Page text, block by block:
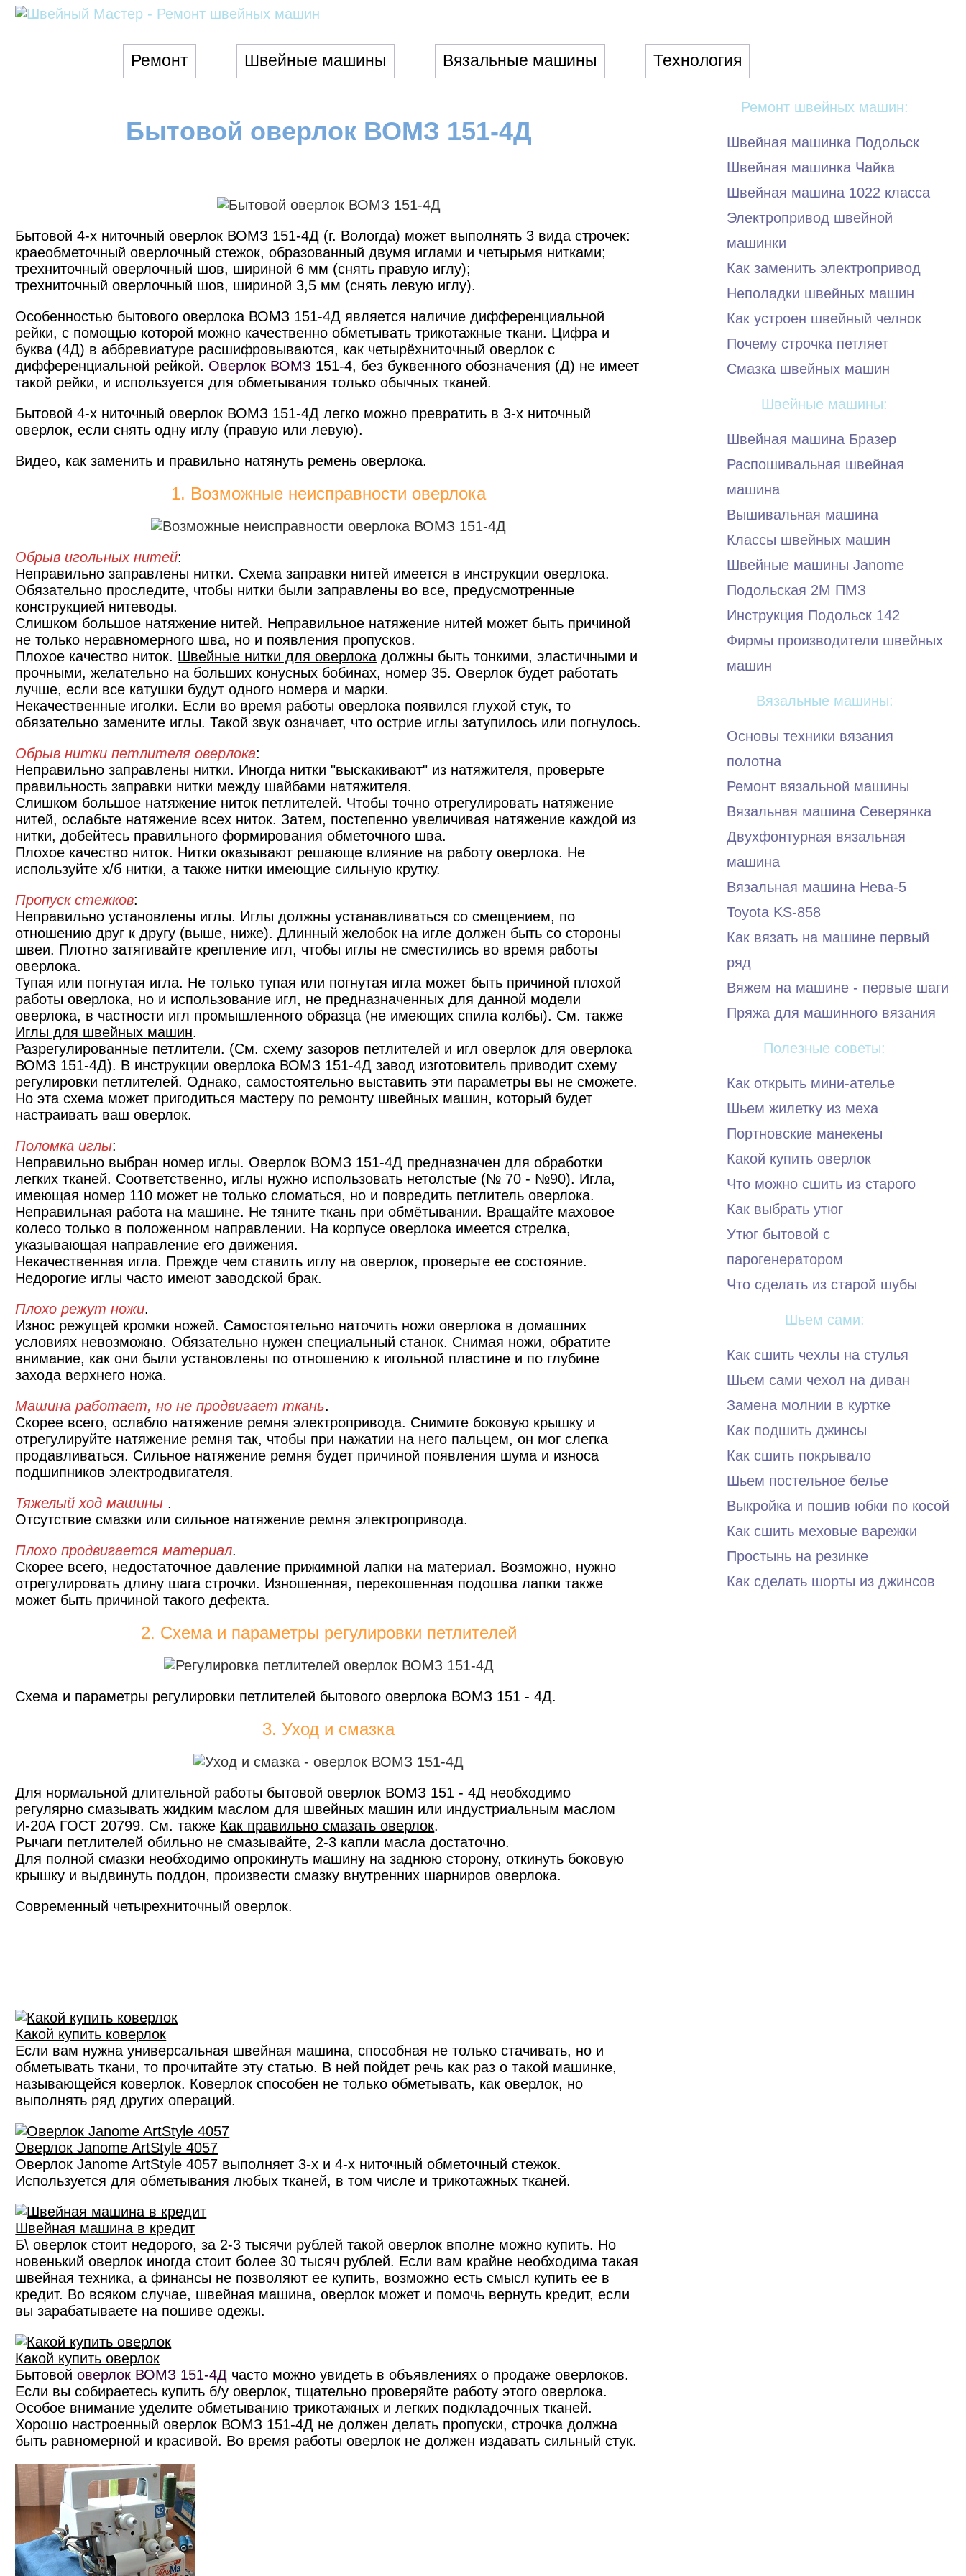
Ремонт Швейные машины Вязальные машины Технология
Бытовой оверлок ВОМЗ 151-4Д
Бытовой 4-х ниточный оверлок ВОМЗ 151-4Д (г. Вологда) может выполнять 3 вида строчек:
краеобметочный оверлочный стежок, образованный двумя иглами и четырьмя нитками;
трехниточный оверлочный шов, шириной 6 мм (снять правую иглу);
трехниточный оверлочный шов, шириной 3,5 мм (снять левую иглу).
Особенностью бытового оверлока ВОМЗ 151-4Д является наличие дифференциальной
рейки, с помощью которой можно качественно обметывать трикотажные ткани. Цифра и
буква (4Д) в аббревиатуре расшифровываются, как четырёхниточный оверлок с
дифференциальной рейкой. Оверлок ВОМЗ 151-4, без буквенного обозначения (Д) не имеет
такой рейки, и используется для обметывания только обычных тканей.
Бытовой 4-х ниточный оверлок ВОМЗ 151-4Д легко можно превратить в 3-х ниточный
оверлок, если снять одну иглу (правую или левую).
Видео, как заменить и правильно натянуть ремень оверлока.
1. Возможные неисправности оверлока
Обрыв игольных нитей:
Неправильно заправлены нитки. Схема заправки нитей имеется в инструкции оверлока.
Обязательно проследите, чтобы нитки были заправлены во все, предусмотренные
конструкцией нитеводы.
Слишком большое натяжение нитей. Неправильное натяжение нитей может быть причиной
не только неравномерного шва, но и появления пропусков.
Плохое качество ниток. Швейные нитки для оверлока должны быть тонкими, эластичными и
прочными, желательно на больших конусных бобинах, номер 35. Оверлок будет работать
лучше, если все катушки будут одного номера и марки.
Некачественные иголки. Если во время работы оверлока появился глухой стук, то
обязательно замените иглы. Такой звук означает, что острие иглы затупилось или погнулось.
Обрыв нитки петлителя оверлока:
Неправильно заправлены нитки. Иногда нитки "выскакивают" из натяжителя, проверьте
правильность заправки нитки между шайбами натяжителя.
Слишком большое натяжение ниток петлителей. Чтобы точно отрегулировать натяжение
нитей, ослабьте натяжение всех ниток. Затем, постепенно увеличивая натяжение каждой из
нитки, добейтесь правильного формирования обметочного шва.
Плохое качество ниток. Нитки оказывают решающе влияние на работу оверлока. Не
используйте х/б нитки, а также нитки имеющие сильную крутку.
Пропуск стежков:
Неправильно установлены иглы. Иглы должны устанавливаться со смещением, по
отношению друг к другу (выше, ниже). Длинный желобок на игле должен быть со стороны
швеи. Плотно затягивайте крепление игл, чтобы иглы не сместились во время работы
оверлока.
Тупая или погнутая игла. Не только тупая или погнутая игла может быть причиной плохой
работы оверлока, но и использование игл, не предназначенных для данной модели
оверлока, в частности игл промышленного образца (не имеющих спила колбы). См. также
Иглы для швейных машин.
Разрегулированные петлители. (См. схему зазоров петлителей и игл оверлок для оверлока
ВОМЗ 151-4Д). В инструкции оверлока ВОМЗ 151-4Д завод изготовитель приводит схему
регулировки петлителей. Однако, самостоятельно выставить эти параметры вы не сможете.
Но эта схема может пригодиться мастеру по ремонту швейных машин, который будет
настраивать ваш оверлок.
Поломка иглы:
Неправильно выбран номер иглы. Оверлок ВОМЗ 151-4Д предназначен для обработки
легких тканей. Соответственно, иглы нужно использовать нетолстые (№ 70 - №90). Игла,
имеющая номер 110 может не только сломаться, но и повредить петлитель оверлока.
Неправильная работа на машине. Не тяните ткань при обмётывании. Вращайте маховое
колесо только в положенном направлении. На корпусе оверлока имеется стрелка,
указывающая направление его движения.
Некачественная игла. Прежде чем ставить иглу на оверлок, проверьте ее состояние.
Недорогие иглы часто имеют заводской брак.
Плохо режут ножи.
Износ режущей кромки ножей. Самостоятельно наточить ножи оверлока в домашних
условиях невозможно. Обязательно нужен специальный станок. Снимая ножи, обратите
внимание, как они были установлены по отношению к игольной пластине и по глубине
захода верхнего ножа.
Машина работает, но не продвигает ткань.
Скорее всего, ослабло натяжение ремня электропривода. Снимите боковую крышку и
отрегулируйте натяжение ремня так, чтобы при нажатии на него пальцем, он мог слегка
продавливаться. Сильное натяжение ремня будет причиной появления шума и износа
подшипников электродвигателя.
Тяжелый ход машины .
Отсутствие смазки или сильное натяжение ремня электропривода.
Плохо продвигается материал.
Скорее всего, недостаточное давление прижимной лапки на материал. Возможно, нужно
отрегулировать длину шага строчки. Изношенная, перекошенная подошва лапки также
может быть причиной такого дефекта.
2. Схема и параметры регулировки петлителей
Схема и параметры регулировки петлителей бытового оверлока ВОМЗ 151 - 4Д.
3. Уход и смазка
Для нормальной длительной работы бытовой оверлок ВОМЗ 151 - 4Д необходимо
регулярно смазывать жидким маслом для швейных машин или индустриальным маслом
И-20А ГОСТ 20799. См. также Как правильно смазать оверлок.
Рычаги петлителей обильно не смазывайте, 2-3 капли масла достаточно.
Для полной смазки необходимо опрокинуть машину на заднюю сторону, откинуть боковую
крышку и выдвинуть поддон, произвести смазку внутренних шарниров оверлока.
Современный четырехниточный оверлок.
Какой купить коверлок
Если вам нужна универсальная швейная машина, способная не только стачивать, но и
обметывать ткани, то прочитайте эту статью. В ней пойдет речь как раз о такой машинке,
называющейся коверлок. Коверлок способен не только обметывать, как оверлок, но
выполнять ряд других операций.
Оверлок Janome ArtStyle 4057
Оверлок Janome ArtStyle 4057 выполняет 3-х и 4-х ниточный обметочный стежок.
Используется для обметывания любых тканей, в том числе и трикотажных тканей.
Швейная машина в кредит
Б\ оверлок стоит недорого, за 2-3 тысячи рублей такой оверлок вполне можно купить. Но
новенький оверлок иногда стоит более 30 тысяч рублей. Если вам крайне необходима такая
швейная техника, а финансы не позволяют ее купить, возможно есть смысл купить ее в
кредит. Во всяком случае, швейная машина, оверлок может и помочь вернуть кредит, если
вы зарабатываете на пошиве одежы.
Какой купить оверлок
Бытовойоверлок ВОМЗ 151-4Д часто можно увидеть в объявлениях о продаже оверлоков.
Если вы собираетесь купить б/у оверлок, тщательно проверяйте работу этого оверлока.
Особое внимание уделите обметыванию трикотажных и легких подкладочных тканей.
Хорошо настроенный оверлок ВОМЗ 151-4Д не должен делать пропуски, строчка должна
быть равномерной и красивой. Во время работы оверлок не должен издавать сильный стук.
Ремонт швейных машин:
Швейная машинка Подольск
Швейная машинка Чайка
Швейная машина 1022 класса
Электропривод швейной
машинки
Как заменить электропривод
Неполадки швейных машин
Как устроен швейный челнок
Почему строчка петляет
Смазка швейных машин
Швейные машины:
Швейная машина Бразер
Распошивальная швейная
машина
Вышивальная машина
Классы швейных машин
Швейные машины Janome
Подольская 2М ПМЗ
Инструкция Подольск 142
Фирмы производители швейных
машин
Вязальные машины:
Основы техники вязания
полотна
Ремонт вязальной машины
Вязальная машина Северянка
Двухфонтурная вязальная
машина
Вязальная машина Нева-5
Toyota KS-858
Как вязать на машине первый
ряд
Вяжем на машине - первые шаги
Пряжа для машинного вязания
Полезные советы:
Как открыть мини-ателье
Шьем жилетку из меха
Портновские манекены
Какой купить оверлок
Что можно сшить из старого
Как выбрать утюг
Утюг бытовой с
парогенератором
Что сделать из старой шубы
Шьем сами:
Как сшить чехлы на стулья
Шьем сами чехол на диван
Замена молнии в куртке
Как подшить джинсы
Как сшить покрывало
Шьем постельное белье
Выкройка и пошив юбки по косой
Как сшить меховые варежки
Простынь на резинке
Как сделать шорты из джинсов